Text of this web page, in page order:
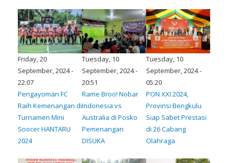
Friday, 20
September, 2024 -
22:07
Pengayoman FC
Raih Kemenangan di
Turnamen Mini
Soocer HANTARU
2024
Tuesday, 10
September, 2024 -
20:51
Rame Broo! Nobar
Indonesia vs
Australia di Posko
Pemenangan
DISUKA
Tuesday, 10
September, 2024 -
05:20
PON XXI 2024,
Provinsi Bengkulu
Siap Sabet Prestasi
di 26 Cabang
Olahraga